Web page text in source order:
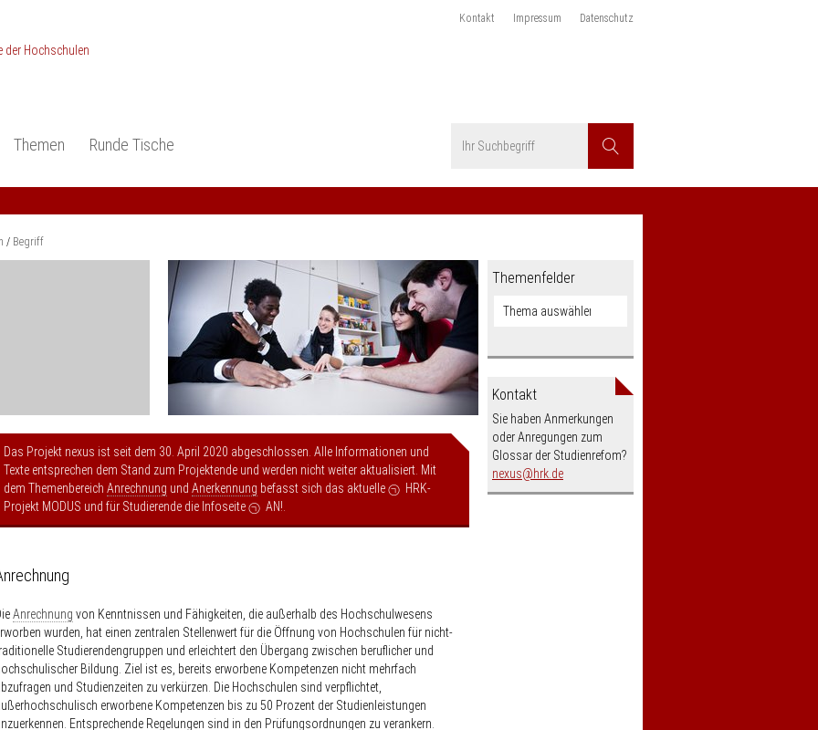
Kontakt Impressum Datenschutz
Suchen
Themen
Studieneingangsphase
Studienqualität
Praxisbezüge
Runde Tische
Anerkennung
wissenschaften
Begriff
Das Projekt nexus ist seit dem 30. April 2020 abgeschlossen. Alle Informationen und
Texte entsprechen dem Stand zum Projektende und werden nicht weiter aktualisiert. Mit
dem Themenbereich Anrechnung und Anerkennung befasst sich das aktuelle
HRK-
Projekt MODUS und für Studierende die Infoseite AN!
Anrechnung von Kenntnissen und Fähigkeiten, die außerhalb des Hochschulwesens
wurden, hat einen zentralen Stellenwert für die Öffnung von Hochschulen für nicht-
Studierendengruppen und erleichtert den Übergang zwischen beruflicher und
Bildung. Ziel ist es, bereits erworbene Kompetenzen nicht mehrfach
und Studienzeiten zu verkürzen. Die Hochschulen sind verpflichtet,
erworbene Kompetenzen bis zu 50 Prozent der Studienleistungen
Entsprechende Regelungen sind in den Prüfungsordnungen zu verankern.
Themenfelder
Kontakt
Sie haben Anmerkungen
oder Anregungen zum
Glossar der Studienrefom?
nexus
nospam-
hrk.de